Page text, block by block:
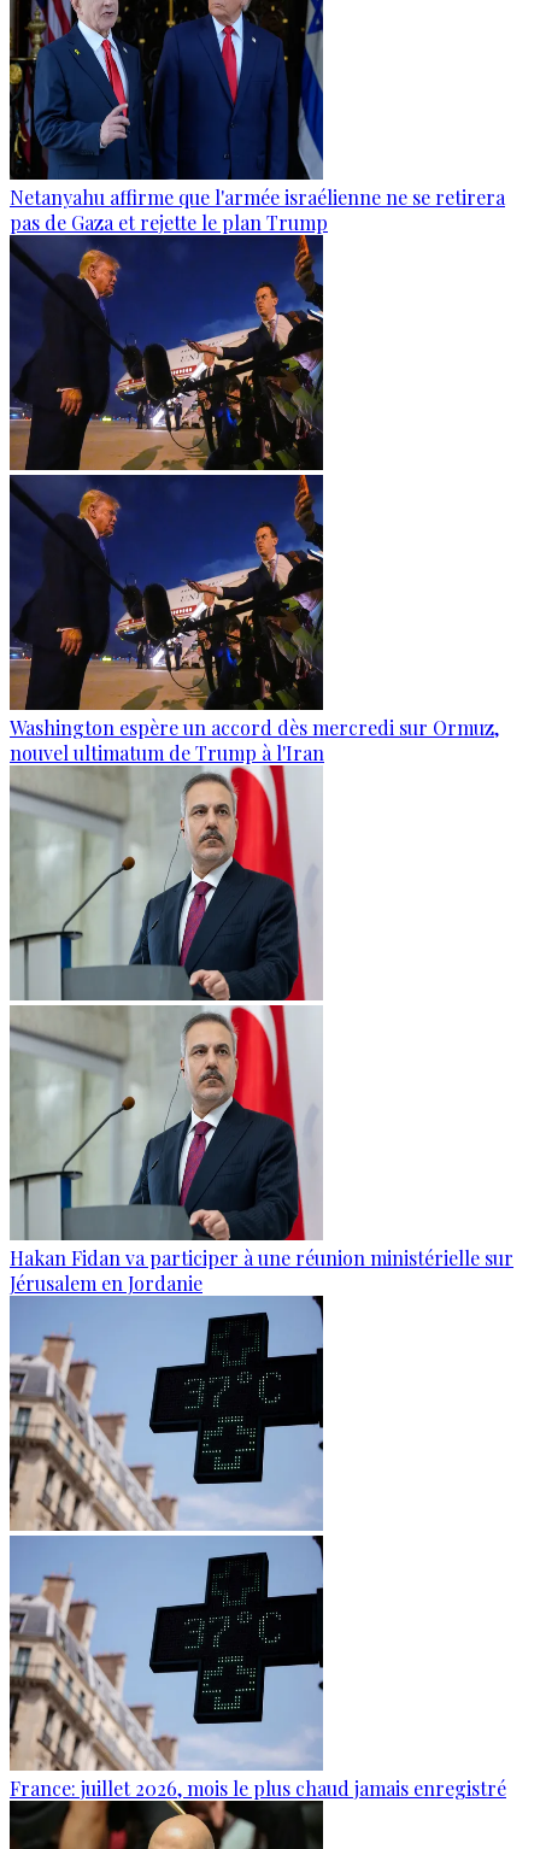
Netanyahu affirme que l'armée israélienne ne se retirera
pas de Gaza et rejette le plan Trump
Washington espère un accord dès mercredi sur Ormuz,
nouvel ultimatum de Trump à l'Iran
Hakan Fidan va participer à une réunion ministérielle sur
Jérusalem en Jordanie
France: juillet 2026, mois le plus chaud jamais enregistré